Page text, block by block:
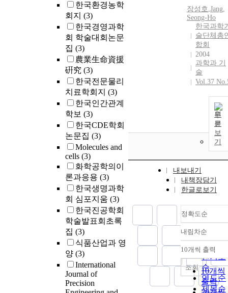
한국환경농학
회지 (3)
한국경영과학
회 학술대회논문
집 (3)
農業生命資援
硏究 (3)
한국전문물리
치료학회지 (3)
한국인간관계
학보 (3)
한국CDE학회
논문집 (3)
Molecules and
cells (3)
화학공학의이
론과응용 (3)
한국생명과학
회 심포지움 (3)
한국진공학회
학술발표회초록
집 (3)
식품산업과 영
양 (3)
International
Journal of
Precision
장성호,Jang,
Seong-Ho
한국과학
술단체총
합회
2004
과학과 기
술
Vol.37
원
문
보
기
내보내기
내책장담기
한글로보기
정확도순
정확도
순
인기도
순
연도순
제목순
내림차순
내림차
10개씩 출력
10개씩
출력
조회